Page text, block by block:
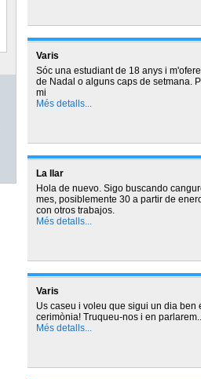
Varis
Sóc una estudiant de 18 anys i
de Nadal o alguns caps de setmana.
mi
Més detalls...
La llar
Hola de nuevo. Sigo buscando
mes, posiblemente 30 a partir de
con otros trabajos.
Més detalls...
Varis
Us caseu i voleu que sigui un dia
cerimònia! Truqueu-nos i en
Més detalls...